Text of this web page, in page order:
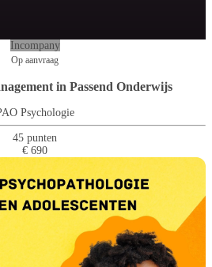
Incompany
Op aanvraag
in Passend Onderwijs
Psychologie
45 punten
€ 690